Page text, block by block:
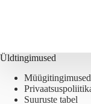
Üldtingimused
Müügitingimused
Suuruste tabel